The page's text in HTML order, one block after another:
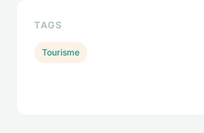
TAGS
Tourisme